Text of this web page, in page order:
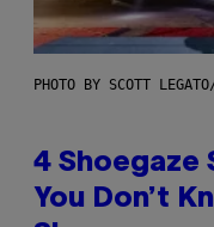
PHOTO BY SCOTT
4 Shoegaze
You Don’t